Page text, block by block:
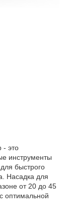
- это
инструменты
быстрого
Насадка для
от 20 до 45
оптимальной